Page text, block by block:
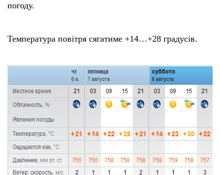
Рекламні прайси
Підтримати «місцевих»
Редакційна політика
погоду.
Температура повітря сягатиме +14…+28 градусів.